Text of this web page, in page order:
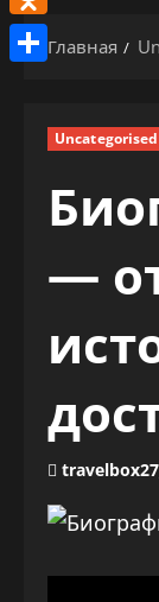
Главная
Uncategorised
—
travelbox27_
Odnoklassniki